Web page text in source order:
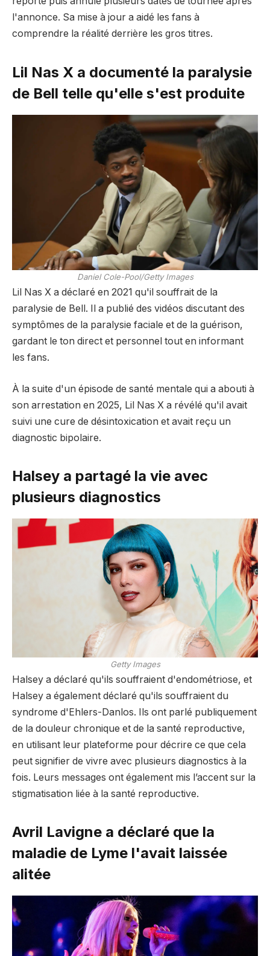
l'annonce. Sa mise à jour a aidé les fans à
comprendre la réalité derrière les gros titres.
Lil Nas X a documenté la paralysie
de Bell telle qu'elle s'est produite
Daniel Cole-Pool/Getty Images
Lil Nas X a déclaré en 2021 qu'il souffrait de la
paralysie de Bell. Il a publié des vidéos discutant des
symptômes de la paralysie faciale et de la guérison,
gardant le ton direct et personnel tout en informant
les fans.
À la suite d'un épisode de santé mentale qui a abouti à
son arrestation en 2025, Lil Nas X a révélé qu'il avait
suivi une cure de désintoxication et avait reçu un
diagnostic bipolaire.
Halsey a partagé la vie avec
plusieurs diagnostics
Getty Images
Halsey a déclaré qu'ils souffraient d'endométriose, et
Halsey a également déclaré qu'ils souffraient du
syndrome d'Ehlers-Danlos. Ils ont parlé publiquement
de la douleur chronique et de la santé reproductive,
en utilisant leur plateforme pour décrire ce que cela
peut signifier de vivre avec plusieurs diagnostics à la
fois. Leurs messages ont également mis l’accent sur la
stigmatisation liée à la santé reproductive.
Avril Lavigne a déclaré que la
maladie de Lyme l'avait laissée
alitée